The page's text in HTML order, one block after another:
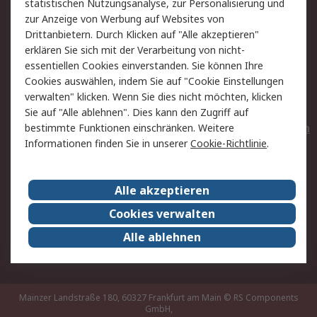
Hilfe
Privatkunden
Rechtliches
AGB
Datenschutz
Cookie-Richtlinie
Zahlungsbedingungen
Copyright/Impressum
Entsorgung
Elektrogeräte/Batterien
RS weltweit
Karriere bei RS
Nachhaltigkeit
Qualität/Umwelt/ZertifikatePresse-Center
Event-Center
Mainzer Landstraße 180, 60327 Frankfurt am Main © RS Components
GmbH,
statistischen Nutzungsanalyse, zur Personalisierung und
zur Anzeige von Werbung auf Websites von
Drittanbietern. Durch Klicken auf "Alle akzeptieren"
erklären Sie sich mit der Verarbeitung von nicht-
essentiellen Cookies einverstanden. Sie können Ihre
Cookies auswählen, indem Sie auf "Cookie Einstellungen
verwalten" klicken. Wenn Sie dies nicht möchten, klicken
Sie auf "Alle ablehnen". Dies kann den Zugriff auf
bestimmte Funktionen einschränken. Weitere
Informationen finden Sie in unsererCookie-Richtlinie.
Alle akzeptieren
Cookies verwalten
Alle ablehnen